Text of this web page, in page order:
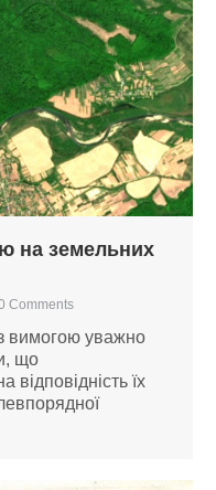
на земельних
Comments
вимогою уважно
що
їх